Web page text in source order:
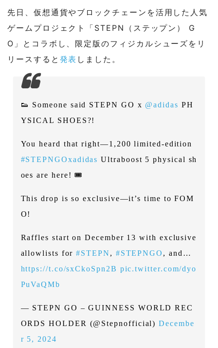
先日、仮想通貨やブロックチェーンを活用した人気
ゲームプロジェクト「STEPN（ステップン） G
O」とコラボし、限定版のフィジカルシューズをリ
リースすると 発表 しました。
👟 Someone said STEPN GO x @adidas PH
YSICAL SHOES?!
You heard that right—1,200 limited-edition
#STEPNGOxadidas Ultraboost 5 physical sh
oes are here! 🎟️
This drop is so exclusive—it’s time to FOM
O!
Raffles start on December 13 with exclusive
allowlists for#STEPN , #STEPNGO , and…
https://t.co/sxCkoSpn2B pic.twitter.com/dyo
PuVaQMb
— STEPN GO – GUINNESS WORLD REC
ORDS HOLDER (@Stepnofficial)Decembe
r 5, 2024